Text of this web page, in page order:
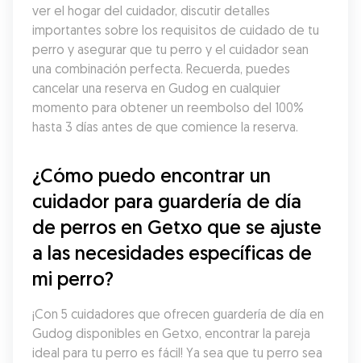
ver el hogar del cuidador, discutir detalles
importantes sobre los requisitos de cuidado de tu
perro y asegurar que tu perro y el cuidador sean
una combinación perfecta. Recuerda, puedes
cancelar una reserva en Gudog en cualquier
momento para obtener un reembolso del 100%
hasta 3 días antes de que comience la reserva.
¿Cómo puedo encontrar un
cuidador para guardería de día
de perros en Getxo que se ajuste
a las necesidades específicas de
mi perro?
¡Con 5 cuidadores que ofrecen guardería de día en
Gudog disponibles en Getxo, encontrar la pareja
ideal para tu perro es fácil! Ya sea que tu perro sea